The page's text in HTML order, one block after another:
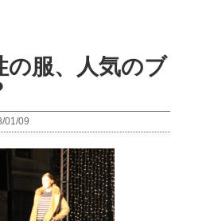
の服、人気のブ
09